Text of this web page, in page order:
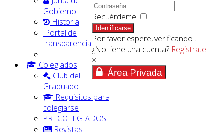
Recuérdeme
Identificarse
Por favor espere, verificando ...
¿No tiene una cuenta? Registrate
×
Área Privada
Gobierno
Historia
Portal de
transparencia
Colegiados
Club del
Graduado
Requisitos para
colegiarse
PRECOLEGIADOS
Revistas